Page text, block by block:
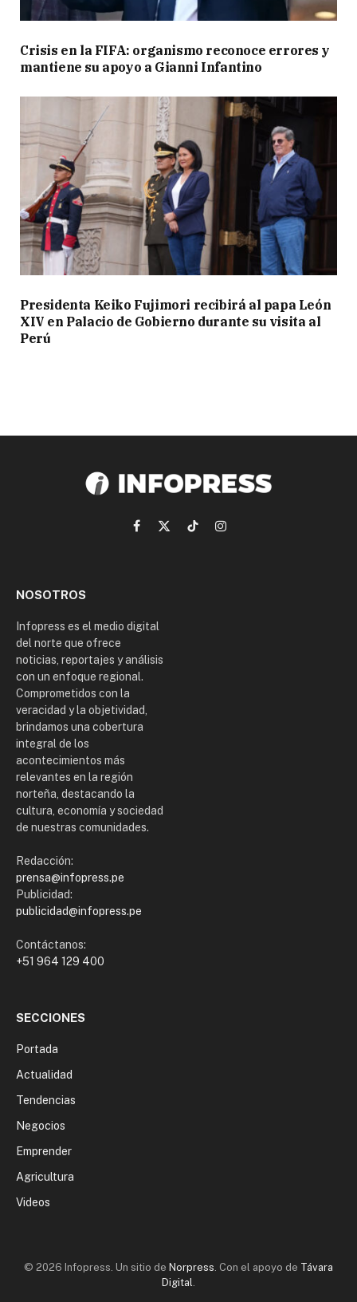
Crisis en la FIFA: organismo reconoce errores y
mantiene su apoyo a Gianni Infantino
Presidenta Keiko Fujimori recibirá al papa León
XIV en Palacio de Gobierno durante su visita al
Perú
Facebook
X
TikTokInstagram
NOSOTROS
Infopress es el medio digital
del norte que ofrece
noticias, reportajes y análisis
con un enfoque regional.
Comprometidos con la
veracidad y la objetividad,
brindamos una cobertura
integral de los
acontecimientos más
relevantes en la región
norteña, destacando la
cultura, economía y sociedad
de nuestras comunidades.
Redacción:
prensa@infopress.pe
Publicidad:
publicidad@infopress.pe
Contáctanos:
+51 964 129 400
SECCIONES
Portada
Actualidad
Tendencias
Negocios
Emprender
Agricultura
Videos
© 2026 Infopress. Un sitio de Norpress. Con el apoyo de Távara
Digital.